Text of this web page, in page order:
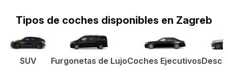
Tipos de coches disponibles en Zagreb
SUV Furgonetas de LujoCoches Ejecutivos